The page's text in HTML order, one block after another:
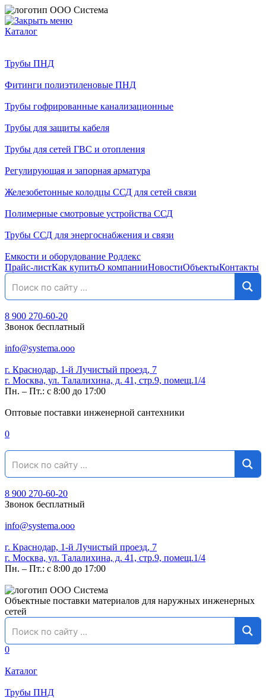
Каталог
Трубы ПНД
Фитинги полиэтиленовые ПНД
Трубы гофрированные канализационные
Трубы для защиты кабеля
Трубы для сетей ГВС и отопления
Регулирующая и запорная арматура
Железобетонные колодцы ССД для сетей связи
Полимерные смотровые устройства ССД
Трубы ССД для энергоснабжения и связи
Емкости и оборудование Родлекс
Прайс-листКак купитьО компанииНовостиОбъектыКонтакты
8 900 270-60-20
Звонок бесплатный
info@systema.ooo
г. Краснодар, 1-й Лучистый проезд, 7
г. Москва, ул. Талалихина, д. 41, стр.9, помещ.1/4
Пн. – Пт.: с 8:00 до 17:00
Оптовые поставки инженерной сантехники
0
8 900 270-60-20
Звонок бесплатный
info@systema.ooo
г. Краснодар, 1-й Лучистый проезд, 7
г. Москва, ул. Талалихина, д. 41, стр.9, помещ.1/4
Пн. – Пт.: с 8:00 до 17:00
Объектные поставки материалов для наружных инженерных
сетей
0
Каталог
Трубы ПНД